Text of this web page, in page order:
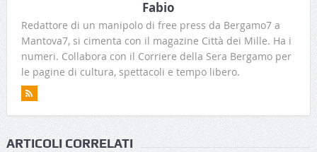
Fabio
Redattore di un manipolo di free press da Bergamo7 a
Mantova7, si cimenta con il magazine Città dei Mille. Ha i
numeri. Collabora con il Corriere della Sera Bergamo per
le pagine di cultura, spettacoli e tempo libero.
ARTICOLI CORRELATI